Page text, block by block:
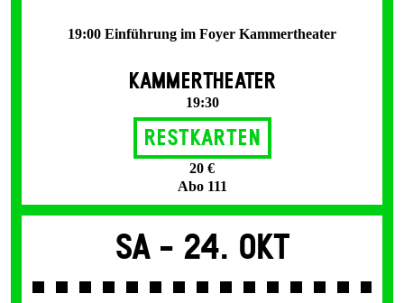
19:00 Einführung im Foyer Kammertheater
KAMMERTHEATER
19:30
Restkarten
20 €
Abo 111
Sa - 24. Okt